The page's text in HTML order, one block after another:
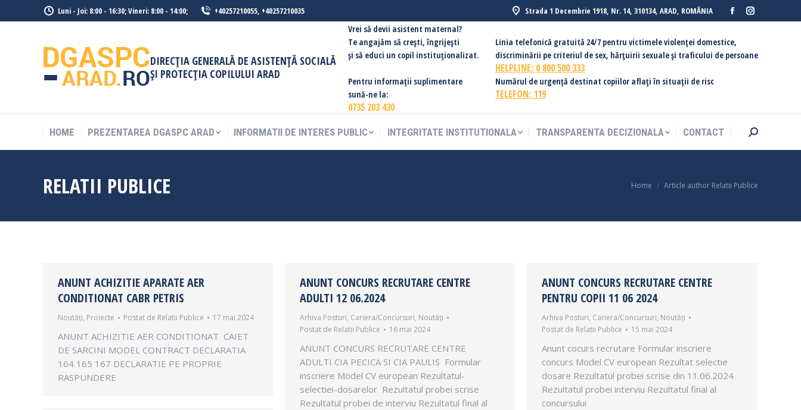
Luni - Joi: 8:00 - 16:30; Vineri: 8:00 - 14:00; +40257210055, +40257210035 Strada 1 Decembrie 1918, Nr. 14, 310134, ARAD, ROMÂNIA
Facebook
opens
Instagram
DIRECȚIA GENERALĂ DE ASISTENȚĂ SOCIALĂ
ȘI PROTECȚIA COPILULUI ARAD
Vrei să devii asistent maternal?
Te angajăm să creşti, îngrijești
şi să educi un copil instituționalizat.
Pentru informații suplimentare
sună-ne la:
0735 203 430
Linia telefonică gratuită 24/7 pentru victimele violenței domestice,
discriminării pe criteriul de sex, hărțuirii sexuale și traficului de persoane
HELPLINE: 0 800 500 333
Numărul de urgență destinat copiilor aflați în situații de risc
TELEFON: 119
HOME PREZENTAREA DGASPC ARAD INFORMATII DE INTERES PUBLIC INTEGRITATE INSTITUTIONALA TRANSPARENTA DECIZIONALA CONTACT Search:
RELATII PUBLICE You are here:
Home Article author Relatii Publice
ANUNT ACHIZITIE APARATE AER
CONDITIONAT CABR PETRIS
Noutăți, Proiecte Postat de Relatii Publice 17 mai 2024
ANUNT ACHIZITIE AER CONDITIONAT CAIET
DE SARCINI MODEL CONTRACT DECLARATIA
164 165 167 DECLARATIE PE PROPRIE
RASPUNDERE
ANUNT CONCURS RECRUTARE CENTRE
ADULTI 12 06.2024
Arhiva Posturi, Cariera/Concursuri, Noutăți
Postat de Relatii Publice 16 mai 2024
ANUNT CONCURS RECRUTARE CENTRE
ADULTI CIA PECICA SI CIA PAULIS Formular
inscriere Model CV european Rezultatul-
selectiei-dosarelor Rezultatul probei scrise
Rezultatul probei de interviu Rezultatul final al
ANUNT CONCURS RECRUTARE CENTRE
PENTRU COPII 11 06 2024
Arhiva Posturi, Cariera/Concursuri, Noutăți
Postat de Relatii Publice 15 mai 2024
Anunt cocurs recrutare Formular inscriere
concurs Model CV european Rezultat selectie
dosare Rezultatul probei scrise din 11.06.2024
Rezultatul probei interviu Rezultatul final al
concursului
HOME PREZENTAREA DGASPC ARAD INFORMATII DE INTERES PUBLIC INTEGRITATE INSTITUTIONALA TRANSPARENTA DECIZIONALA CONTACT Search: